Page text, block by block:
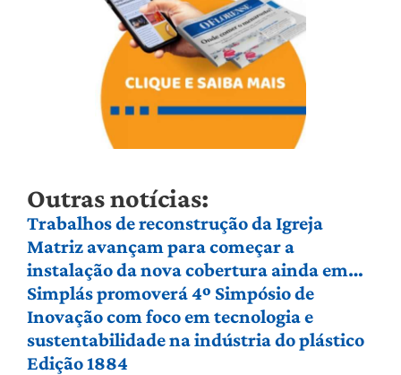
Outras notícias:
Trabalhos de reconstrução da Igreja
Matriz avançam para começar a
instalação da nova cobertura ainda em
agosto
Simplás promoverá 4º Simpósio de
Inovação com foco em tecnologia e
sustentabilidade na indústria do plástico
Edição 1884